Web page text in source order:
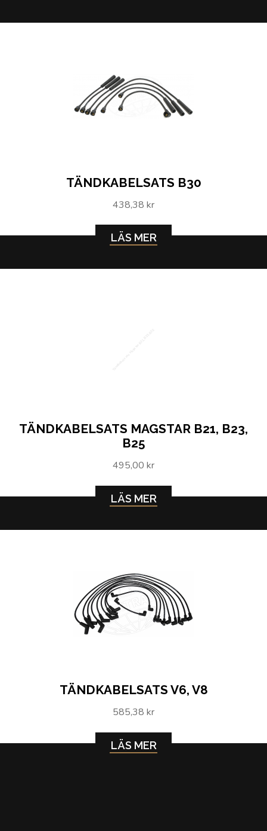
TÄNDKABELSATS B30
438,38 kr
LÄS MER
TÄNDKABELSATS MAGSTAR B21, B23,
B25
495,00 kr
LÄS MER
TÄNDKABELSATS V6, V8
585,38 kr
LÄS MER